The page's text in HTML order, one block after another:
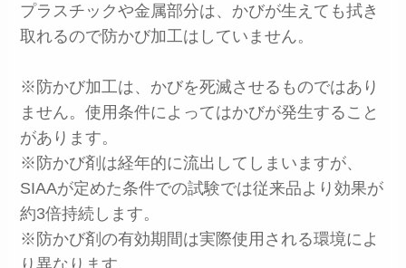
プラスチックや金属部分は、かびが生えても拭き
取れるので防かび加工はしていません。
※防かび加工は、かびを死滅させるものではあり
ません。使用条件によってはかびが発生すること
があります。
※防かび剤は経年的に流出してしまいますが、
SIAAが定めた条件での試験では従来品より効果が
約3倍持続します。
※防かび剤の有効期間は実際使用される環境によ
り異なります。